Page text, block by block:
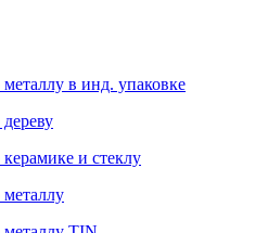
в инд. упаковке
и стеклу